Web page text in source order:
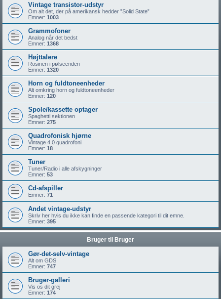
Vintage transistor-udstyr
Om alt det, der på amerikansk hedder ”Solid State”
Emner: 1003
Grammofoner
Analog når det bedst
Emner: 1368
Højttalere
Rosinen i pølseenden
Emner: 1320
Horn og fuldtoneenheder
Alt omkring horn og fuldtoneenheder
Emner: 120
Spole/kassette optager
Spaghetti sektionen
Emner: 275
Quadrofonisk hjørne
Vintage 4.0 quadrofoni
Emner: 18
Tuner
Tuner/Radio i alle afskygninger
Emner: 53
Cd-afspiller
Emner: 71
Andet vintage-udstyr
Skriv her hvis du ikke kan finde en passende kategori til dit emne.
Emner: 395
Bruger til Bruger
Gør-det-selv-vintage
Alt om GDS
Emner: 747
Bruger-galleri
Vis os dit grej
Emner: 174